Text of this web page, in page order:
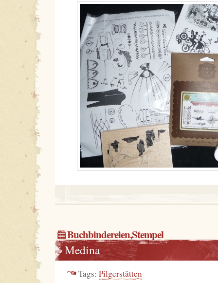
Buchbindereien,Stempel
Medina
Tags: Pilgerstätten